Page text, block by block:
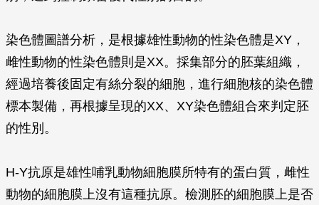
染色體圖譜分析，是根據雄性動物的性染色體是XY，
雌性動物的性染色體則是XX。採集部分的胚葉組織，
經過培養後固定有絲分裂的細胞，進行細胞核的染色體
標本製備，再根據呈現的XX、XY染色體組合來判定胚
的性別。
H-Y抗原是雄性哺乳動物細胞膜所特有的蛋白質，雌性
動物的細胞膜上沒有這種抗原。檢測胚的細胞膜上是否